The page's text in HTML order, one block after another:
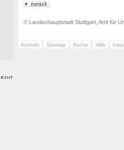
© Landeshauptstadt Stuttgart, Amt für
Kontakt Sitemap Suche Hilfe